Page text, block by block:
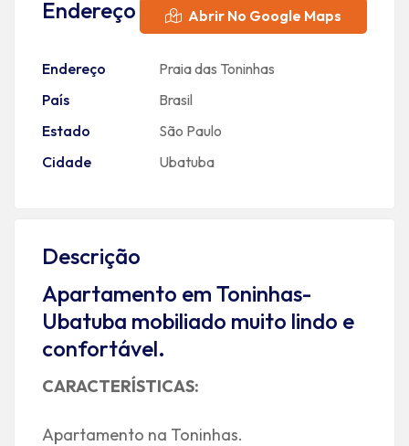
Endereço Abrir No Google Maps
Endereço
Praia das Toninhas
País
Brasil
Estado
São Paulo
Cidade
Ubatuba
Descrição
Apartamento em Toninhas-
Ubatuba mobiliado muito lindo e
confortável.
CARACTERÍSTICAS:
Apartamento na Toninhas.